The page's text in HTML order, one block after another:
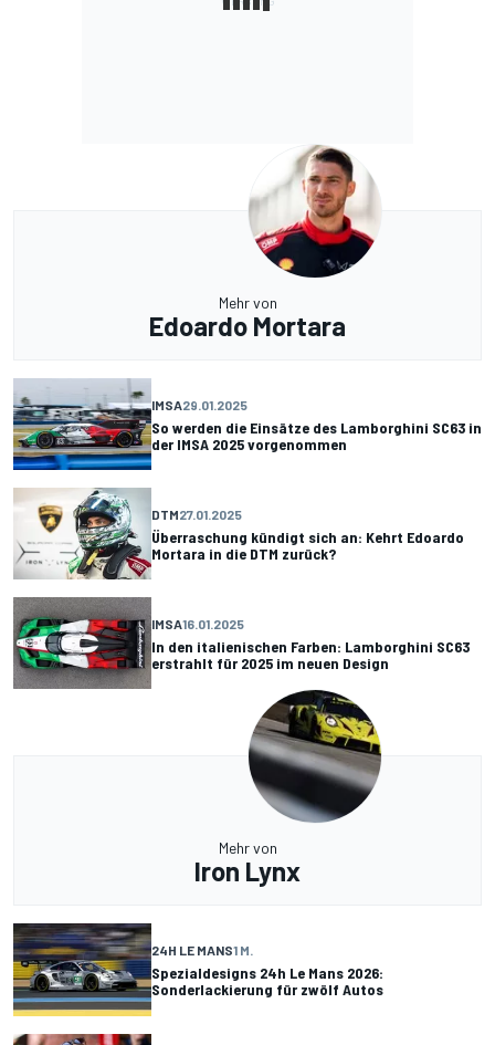
Mehr von
Edoardo Mortara
IMSA29.01.2025
So werden die Einsätze des Lamborghini SC63 in
der IMSA 2025 vorgenommen
DTM27.01.2025
Überraschung kündigt sich an: Kehrt Edoardo
Mortara in die DTM zurück?
IMSA16.01.2025
In den italienischen Farben: Lamborghini SC63
erstrahlt für 2025 im neuen Design
Mehr von
Iron Lynx
24H LE MANS1 M.
Spezialdesigns 24h Le Mans 2026:
Sonderlackierung für zwölf Autos